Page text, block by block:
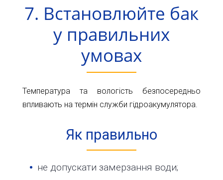
7. Встановлюйте бак
у правильних
умовах
Температура та вологість безпосередньо
впливають на термін служби гідроакумулятора.
Як правильно
не допускати замерзання води;